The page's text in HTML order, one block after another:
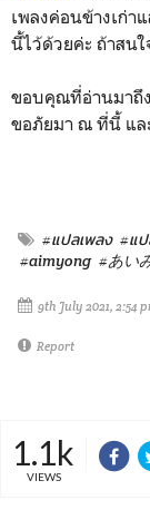
เพลงค่อนข้างเก่า
นี้ไว้ด้วยค่ะ ถ้าสน
ขอบคุณที่อ่านมาถึ
ขอภัยมา ณ ที่นี้ แล
#แปลเพลง #แ
#aimyong #あい
9th July 2021, 2:54
Report
1.1k
VIEWS